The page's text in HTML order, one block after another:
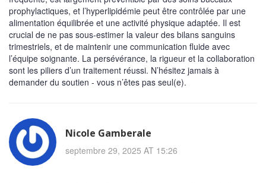
prophylactiques, et l’hyperlipidémie peut être contrôlée par une
alimentation équilibrée et une activité physique adaptée. Il est
crucial de ne pas sous-estimer la valeur des bilans sanguins
trimestriels, et de maintenir une communication fluide avec
l’équipe soignante. La persévérance, la rigueur et la collaboration
sont les piliers d’un traitement réussi. N’hésitez jamais à
demander du soutien - vous n’êtes pas seul(e).
Nicole Gamberale
septembre 29, 2025 AT 15:26